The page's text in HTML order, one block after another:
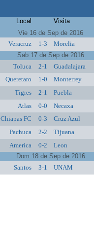
Local Visita
Vie 16 de Sep de 2016
Veracruz
1-3 Morelia
Sab 17 de Sep de 2016
Toluca
2-1 Guadalajara
Queretaro
1-0 Monterrey
Tigres
2-1 Puebla
Atlas
0-0 Necaxa
Chiapas FC
0-3 Cruz Azul
Pachuca
2-2 Tijuana
America
0-2 Leon
Dom 18 de Sep de 2016
Santos
3-1 UNAM